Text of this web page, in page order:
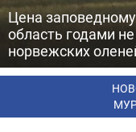
Цена
область годами
норвежских